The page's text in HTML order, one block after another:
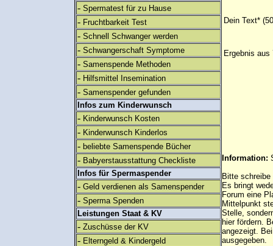
- Spermatest für zu Hause
- Fruchtbarkeit Test
- Schnell Schwanger werden
- Schwangerschaft Symptome
- Samenspende Methoden
- Hilfsmittel Insemination
- Samenspender gefunden
Infos zum Kinderwunsch
- Kinderwunsch Kosten
- Kinderwunsch Kinderlos
- beliebte Samenspende Bücher
- Babyerstausstattung Checkliste
Infos für Spermaspender
- Geld verdienen als Samenspender
- Sperma Spenden
Leistungen Staat & KV
- Zuschüsse der KV
- Elterngeld & Kindergeld
Dein Text*
Ergebnis aus
Information:
Bitte
Es bringt
Forum eine
Mittelpunkt
Stelle,
hier fördern.
angezeigt.
ausgegeben.